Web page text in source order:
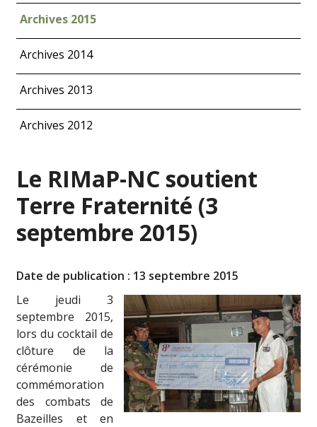
Archives 2015
Archives 2014
Archives 2013
Archives 2012
Le RIMaP-NC soutient
Terre Fraternité (3
septembre 2015)
Date de publication : 13 septembre 2015
Le jeudi 3
septembre 2015,
lors du cocktail de
clôture de la
cérémonie de
commémoration
des combats de
Bazeilles et en